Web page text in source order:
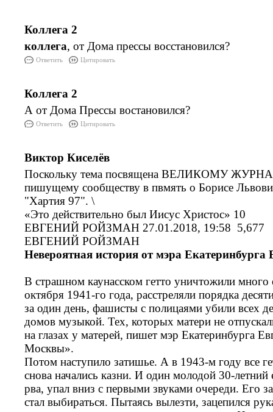
Коллега 2
коллега, от Дома прессы восстановился?
Ответить Цитировать
Коллега 2
А от Дома Прессы востановился?
Ответить Цитировать
Виктор Киселёв
Поскольку тема посвящена ВЕЛИКОМУ
пишущему сообществу в пвмять о Борисе
"Хартия 97". \
«Это действительно был Иисус Христос» 10
ЕВГЕНИЙ РОЙЗМАН 27.01.2018, 19:58 5,677
ЕВГЕНИЙ РОЙЗМАН
Невероятная история от мэра Екатеринбурга
В страшном каунасском гетто уничтожили много
октября 1941-го года, расстреляли порядка
за один день, фашисты с полицаями убили всех
домов музыкой. Тех, которых матери не
на глазах у матерей, пишет мэр Екатеринбурга
Москвы».
Потом наступило затишье. А в 1943-м году все
снова начались казни. И один молодой 30-
рва, упал вниз с первыми звуками очереди. Его
стал выбираться. Пытаясь вылезти, зацепился